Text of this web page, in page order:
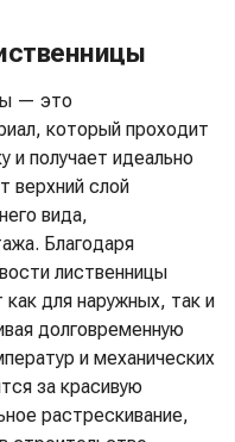
— это
который проходит
и получает идеально
верхний слой
вида,
Благодаря
лиственницы
для наружных, так и
долговременную
и механических
за красивую
растрескивание,